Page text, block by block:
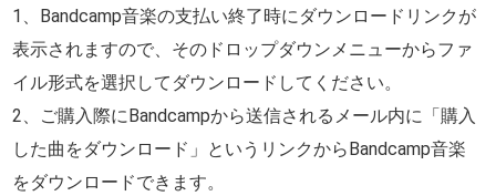
1、Bandcamp音楽の支払い終了時にダウンロードリンクが
表示されますので、そのドロップダウンメニューからファ
イル形式を選択してダウンロードしてください。
2、ご購入際にBandcampから送信されるメール内に「購入
した曲をダウンロード」というリンクからBandcamp音楽
をダウンロードできます。